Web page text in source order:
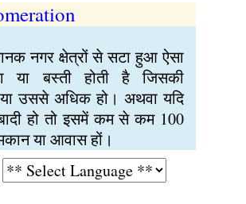
नगर क्षेत्रों से सटा हुआ ऐसा
या बस्ती होती है जिसकी
उससे अधिक हो। अथवा यदि
हो तो इसमें कम से कम 100
या आवास हों।